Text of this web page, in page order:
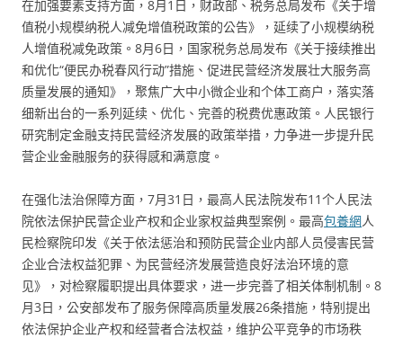
在加强要素支持方面，8月1日，财政部、税务总局发布《关于增
值税小规模纳税人减免增值税政策的公告》，延续了小规模纳税
人增值税减免政策。8月6日，国家税务总局发布《关于接续推出
和优化“便民办税春风行动”措施、促进民营经济发展壮大服务高
质量发展的通知》，聚焦广大中小微企业和个体工商户，落实落
细新出台的一系列延续、优化、完善的税费优惠政策。人民银行
研究制定金融支持民营经济发展的政策举措，力争进一步提升民
营企业金融服务的获得感和满意度。
在强化法治保障方面，7月31日，最高人民法院发布11个人民法
院依法保护民营企业产权和企业家权益典型案例。最高包養網人
民检察院印发《关于依法惩治和预防民营企业内部人员侵害民营
企业合法权益犯罪、为民营经济发展营造良好法治环境的意
见》，对检察履职提出具体要求，进一步完善了相关体制机制。8
月3日，公安部发布了服务保障高质量发展26条措施，特别提出
依法保护企业产权和经营者合法权益，维护公平竞争的市场秩